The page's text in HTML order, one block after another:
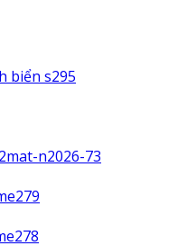
biển s295
n2026-73